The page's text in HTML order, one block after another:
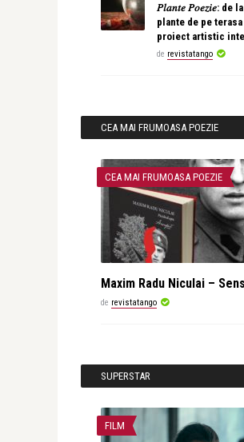
𝑃𝑙𝑎𝑛𝑡𝑒 𝑃𝑜𝑒𝑧𝑖𝑒: de
plante de pe
proiect artistic
de revistatango
CEA MAI FRUMOASA POEZIE
CEA MAI FRUMOASA POEZIE
Maxim Radu Niculai – Sens
de revistatango
SUPERSTAR
FILM